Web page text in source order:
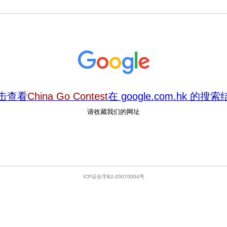
查看China Go Contest在 google.com.hk 的搜索
请收藏我们的网址
ICP证合字B2-20070004号